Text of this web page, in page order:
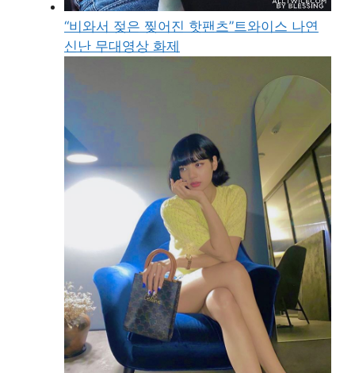
“비와서 젖은 찢어진 핫팬츠”트와이스 나연
신난 무대영상 화제